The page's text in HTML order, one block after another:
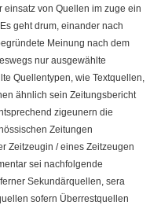
von Quellen im zuge ein
geht drum, einander nach
Meinung nach dem
nur ausgewählte
Quellentypen, wie Textquellen,
ähnlich sein Zeitungsbericht
zigeunern die
Zeitungen
Zeitzeugin / eines Zeitzeugen
sei nachfolgende
Sekundärquellen, sera
sofern Überrestquellen